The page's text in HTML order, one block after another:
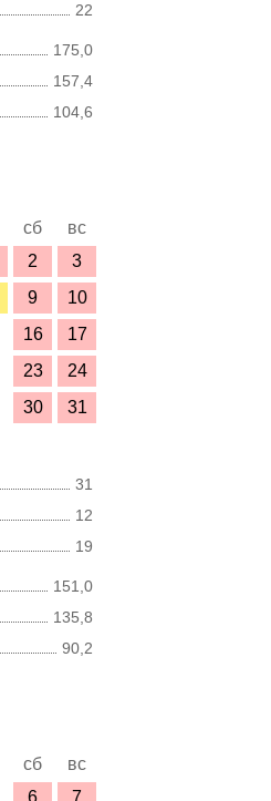
22
175,0
157,4
104,6
сб
вс
2
3
9
10
16
17
23
24
30 31
31
12
19
151,0
135,8
90,2
сб
вс
6
7